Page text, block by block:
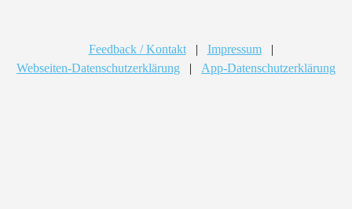
Feedback / Kontakt | Impressum
|
Webseiten-Datenschutzerklärung
| App-Datenschutzerklärung